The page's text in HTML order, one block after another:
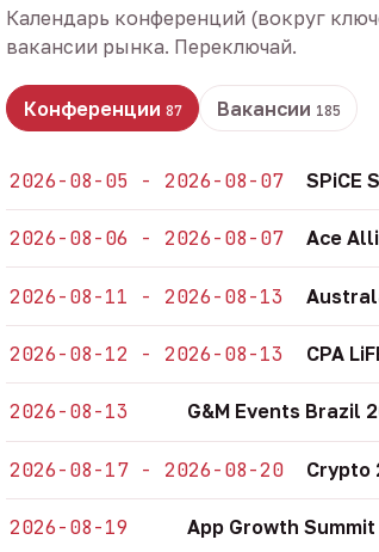
Календарь конференций (вокруг
вакансии рынка. Переключай.
Конференции 87 Вакансии 185
2026-08-05 - 2026-08-07 SPiCE
2026-08-06 - 2026-08-07 Ace
2026-08-11 - 2026-08-13
2026-08-12 - 2026-08-13 CPA
2026-08-13 G&M Events Brazil
2026-08-17 - 2026-08-20 Crypto
2026-08-19 App Growth